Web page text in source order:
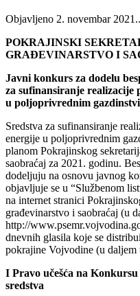
Objavljeno 2. novembar 2021.
POKRAJINSKI
GRAĐEVINARSTVO I
Javni konkurs za dodelu
za sufinansiranje realizacije
u poljoprivrednim
Sredstva za sufinansiranje
energije u poljoprivrednim
planom Pokrajinskog
saobraćaj za 2021. godinu.
dodeljuju na osnovu javnog
objavljuje se u “Službenom
na internet stranici
građevinarstvo i saobraćaj (u
http://
dnevnih glasila koje se
pokrajine Vojvodine (u daljem
I Pravo učešća na
sredstva